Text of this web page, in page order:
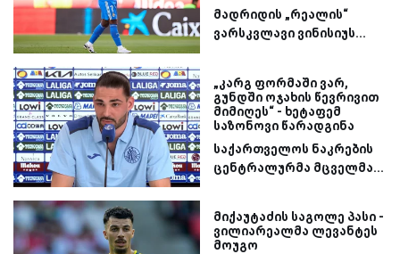
მადრიდის „რეალის“
ვარსკვლავი ვინისიუს...
„კარგ ფორმაში ვარ,
გუნდში ოჯახის წევრივით
მიმიღეს“ - ხეტაფემ
საზონოვი წარადგინა
საქართველოს ნაკრების
ცენტრალურმა მცველმა...
მიქაუტაძის საგოლე პასი -
ვილიარეალმა ლევანტეს
მოუგო